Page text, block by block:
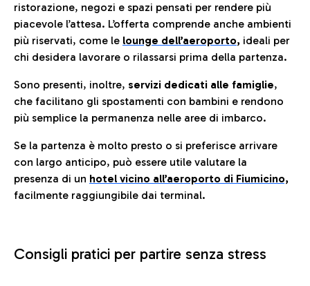
ristorazione, negozi e spazi pensati per rendere più
piacevole l’attesa. L’offerta comprende anche ambienti
più riservati, come le lounge dell’aeroporto, ideali per
chi desidera lavorare o rilassarsi prima della partenza.
Sono presenti, inoltre, servizi dedicati alle famiglie,
che facilitano gli spostamenti con bambini e rendono
più semplice la permanenza nelle aree di imbarco.
Se la partenza è molto presto o si preferisce arrivare
con largo anticipo, può essere utile valutare la
presenza di un hotel vicino all’aeroporto di Fiumicino,
facilmente raggiungibile dai terminal.
Consigli pratici per partire senza stress